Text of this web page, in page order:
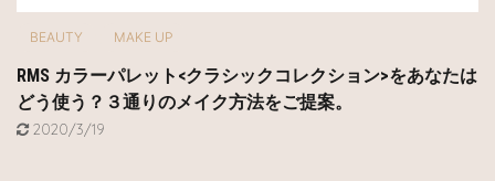
BEAUTY MAKE UP
RMS カラーパレット<クラシックコレクション>をあなたは
どう使う？３通りのメイク方法をご提案。
2020/3/19